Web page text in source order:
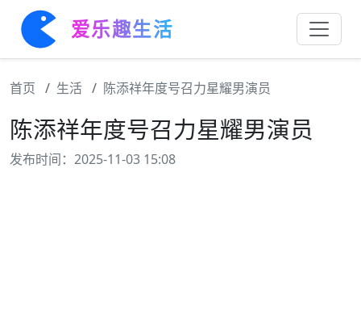
爱乐趣生活
首页 生活 陈添祥年度号召力星耀男演员
陈添祥年度号召力星耀男演员
发布时间：2025-11-03 15:08